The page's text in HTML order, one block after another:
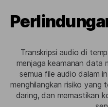
Transkripsi audio di
menjaga keamanan data
semua file audio dalam
menghilangkan risiko yang
daring, dan memastikan